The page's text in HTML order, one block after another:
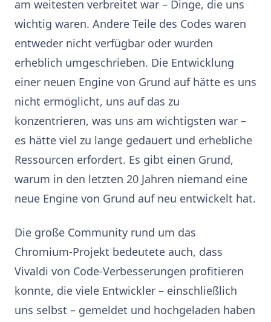
am weitesten verbreitet war – Dinge, die uns
wichtig waren. Andere Teile des Codes waren
entweder nicht verfügbar oder wurden
erheblich umgeschrieben. Die Entwicklung
einer neuen Engine von Grund auf hätte es uns
nicht ermöglicht, uns auf das zu
konzentrieren, was uns am wichtigsten war –
es hätte viel zu lange gedauert und erhebliche
Ressourcen erfordert. Es gibt einen Grund,
warum in den letzten 20 Jahren niemand eine
neue Engine von Grund auf neu entwickelt hat.
Die große Community rund um das
Chromium-Projekt bedeutete auch, dass
Vivaldi von Code-Verbesserungen profitieren
konnte, die viele Entwickler – einschließlich
uns selbst – gemeldet und hochgeladen haben